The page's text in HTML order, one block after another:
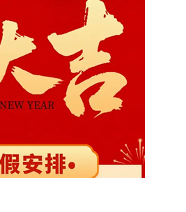
前祝大家元旦快乐！深圳市华胄